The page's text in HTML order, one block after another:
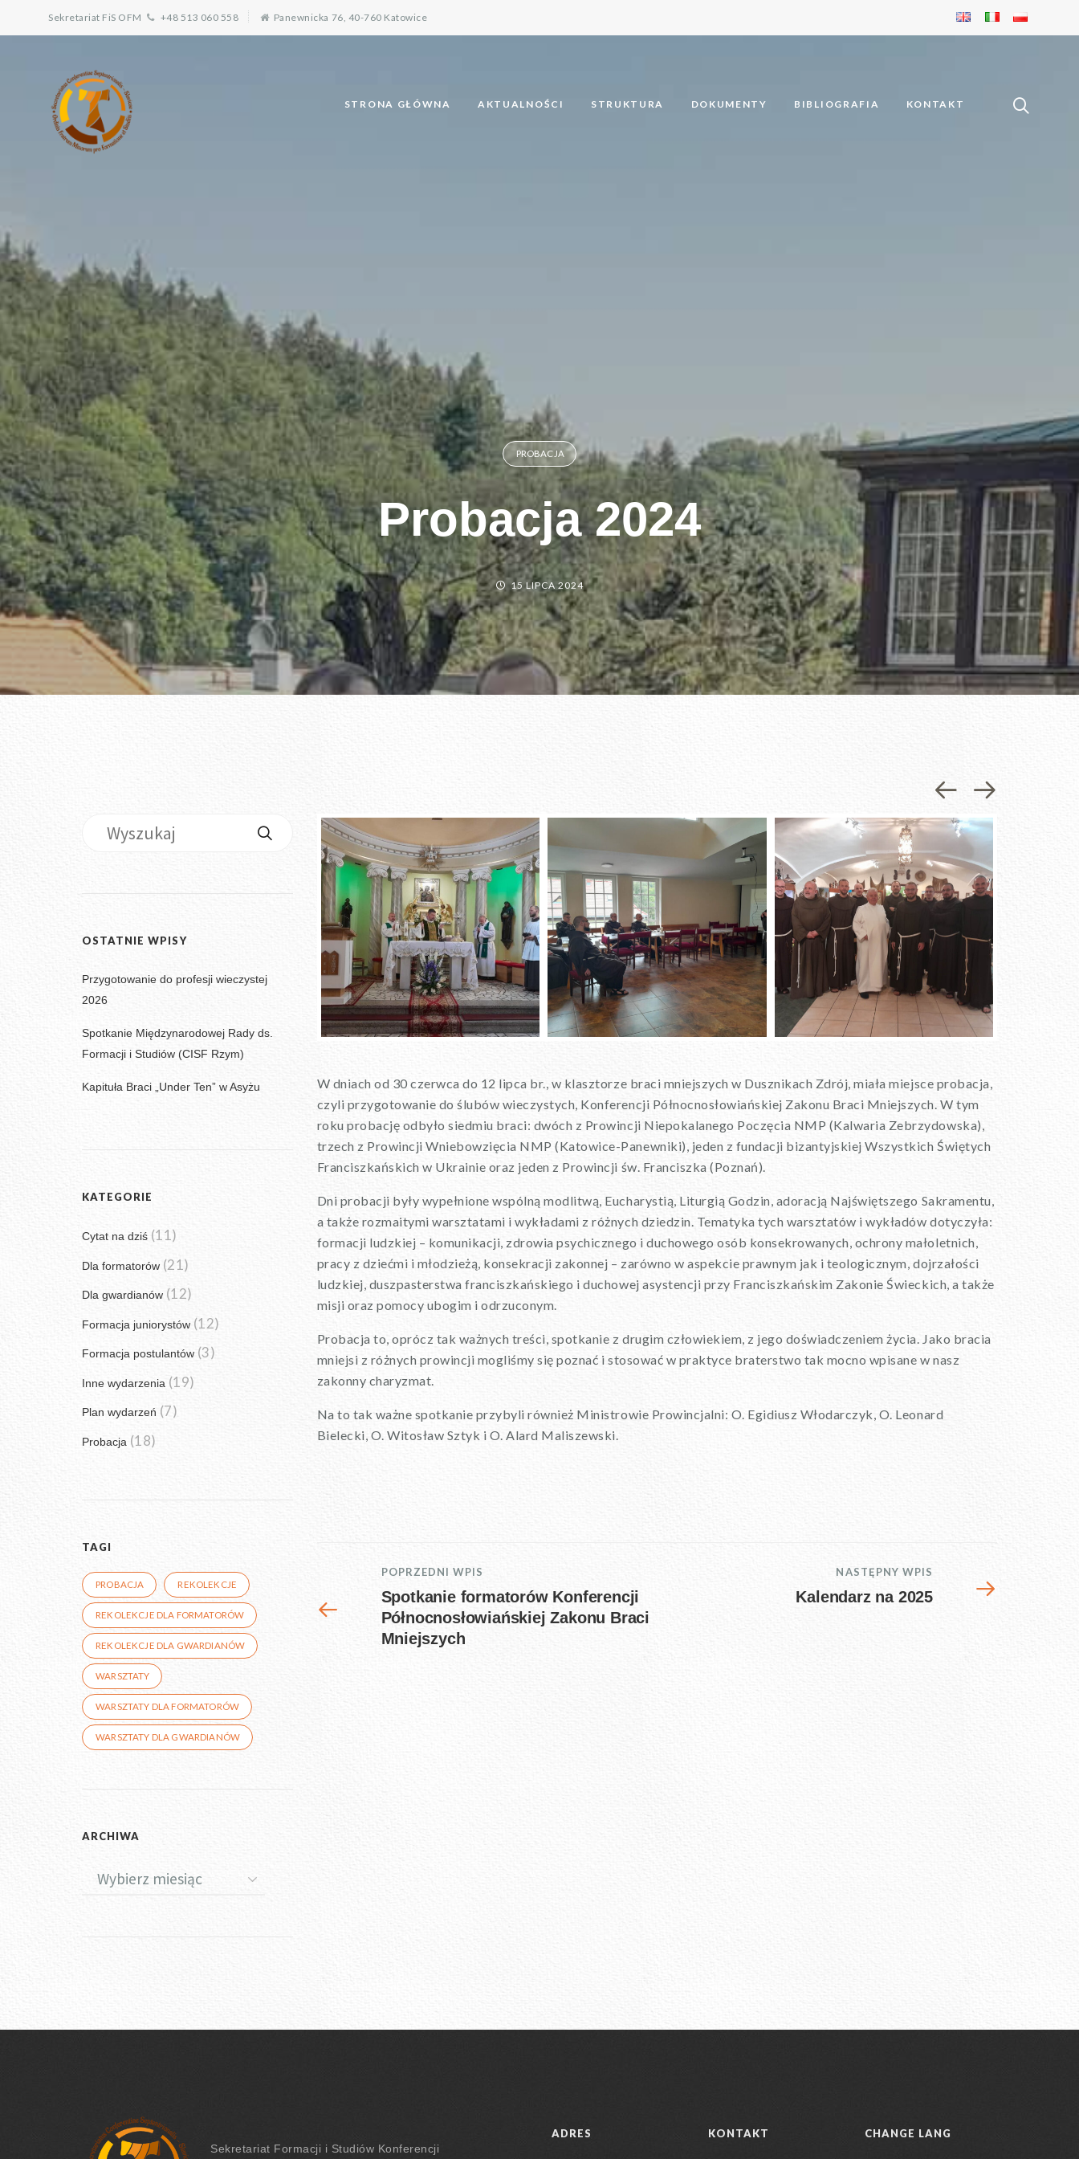
Sekretariat FiS OFM +48 513 060 558 Panewnicka 76, 40-760 Katowice
STRONA GŁÓWNA AKTUALNOŚCI STRUKTURA DOKUMENTY BIBLIOGRAFIA KONTAKT
PROBACJA
Probacja 2024
15 LIPCA 2024
Previous
Next
W dniach od 30 czerwca do 12 lipca br., w klasztorze braci mniejszych w Dusznikach Zdrój, miała miejsce probacja,
czyli przygotowanie do ślubów wieczystych, Konferencji Północnosłowiańskiej Zakonu Braci Mniejszych. W tym
roku probację odbyło siedmiu braci: dwóch z Prowincji Niepokalanego Poczęcia NMP (Kalwaria Zebrzydowska),
trzech z Prowincji Wniebowzięcia NMP (Katowice-Panewniki), jeden z fundacji bizantyjskiej Wszystkich Świętych
Franciszkańskich w Ukrainie oraz jeden z Prowincji św. Franciszka (Poznań).
Dni probacji były wypełnione wspólną modlitwą, Eucharystią, Liturgią Godzin, adoracją Najświętszego Sakramentu,
a także rozmaitymi warsztatami i wykładami z różnych dziedzin. Tematyka tych warsztatów i wykładów dotyczyła:
formacji ludzkiej – komunikacji, zdrowia psychicznego i duchowego osób konsekrowanych, ochrony małoletnich,
pracy z dziećmi i młodzieżą, konsekracji zakonnej – zarówno w aspekcie prawnym jak i teologicznym, dojrzałości
ludzkiej, duszpasterstwa franciszkańskiego i duchowej asystencji przy Franciszkańskim Zakonie Świeckich, a także
misji oraz pomocy ubogim i odrzuconym.
Probacja to, oprócz tak ważnych treści, spotkanie z drugim człowiekiem, z jego doświadczeniem życia. Jako bracia
mniejsi z różnych prowincji mogliśmy się poznać i stosować w praktyce braterstwo tak mocno wpisane w nasz
zakonny charyzmat.
Na to tak ważne spotkanie przybyli również Ministrowie Prowincjalni: O. Egidiusz Włodarczyk, O. Leonard
Bielecki, O. Witosław Sztyk i O. Alard Maliszewski.
POPRZEDNI WPIS
Spotkanie formatorów Konferencji
Północnosłowiańskiej Zakonu Braci
Mniejszych
NASTĘPNY WPIS
Kalendarz na 2025
OSTATNIE WPISY
Przygotowanie do profesji wieczystej
2026
Spotkanie Międzynarodowej Rady ds.
Formacji i Studiów (CISF Rzym)
Kapituła Braci „Under Ten” w Asyżu
KATEGORIE
Cytat na dziś (11)
Dla formatorów (21)
Dla gwardianów (12)
Formacja juniorystów (12)
Formacja postulantów (3)
Inne wydarzenia (19)
Plan wydarzeń (7)
Probacja (18)
TAGI
PROBACJA REKOLEKCJE
REKOLEKCJE DLA FORMATORÓW
REKOLEKCJE DLA GWARDIANÓW
WARSZTATY
WARSZTATY DLA FORMATORÓW
WARSZTATY DLA GWARDIANÓW
ARCHIWA
Sekretariat Formacji i Studiów Konferencji
ADRES KONTAKT CHANGE LANG